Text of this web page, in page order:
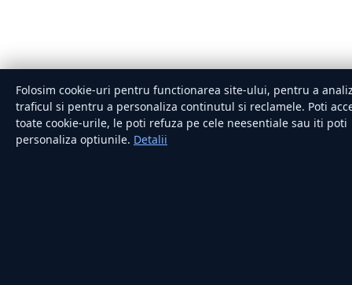
Folosim cookie-uri pentru functionarea site-ului, pentru a
traficul si pentru a personaliza continutul si reclamele. Poti
toate cookie-urile, le poti refuza pe cele neesentiale sau iti poti
personaliza optiunile. Detalii